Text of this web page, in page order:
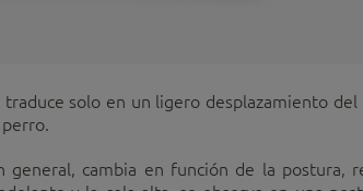
solo en un ligero desplazamiento del
cambia en función de la postura,